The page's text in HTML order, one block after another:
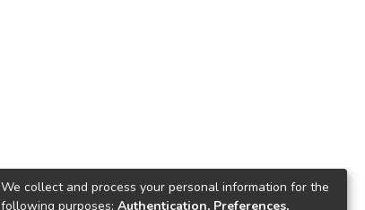
We collect and process your personal information for the
following purposes: Authentication, Preferences,